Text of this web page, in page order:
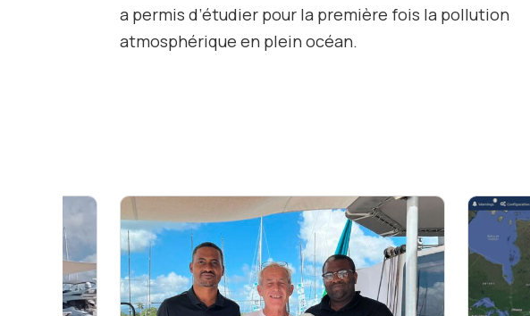
a permis d’étudier pour la première fois la pollution
atmosphérique en plein océan.